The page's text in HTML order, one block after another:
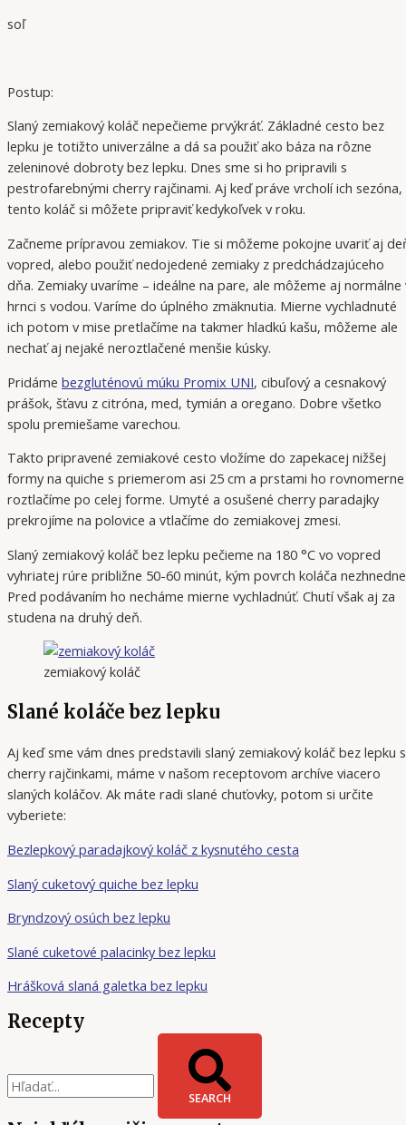
soľ
Postup:
Slaný zemiakový koláč nepečieme prvýkráť. Základné cesto bez
lepku je totižto univerzálne a dá sa použiť ako báza na rôzne
zeleninové dobroty bez lepku. Dnes sme si ho pripravili s
pestrofarebnými cherry rajčinami. Aj keď práve vrcholí ich sezóna,
tento koláč si môžete pripraviť kedykoľvek v roku.
Začneme prípravou zemiakov. Tie si môžeme pokojne uvariť aj
vopred, alebo použiť nedojedené zemiaky z predchádzajúceho
dňa. Zemiaky uvaríme – ideálne na pare, ale môžeme aj normálne
hrnci s vodou. Varíme do úplného zmäknutia. Mierne vychladnuté
ich potom v mise pretlačíme na takmer hladkú kašu, môžeme ale
nechať aj nejaké neroztlačené menšie kúsky.
Pridáme bezgluténovú múku Promix UNI, cibuľový a cesnakový
prášok, šťavu z citróna, med, tymián a oregano. Dobre všetko
spolu premiešame varechou.
Takto pripravené zemiakové cesto vložíme do zapekacej nižšej
formy na quiche s priemerom asi 25 cm a prstami ho rovnomerne
roztlačíme po celej forme. Umyté a osušené cherry paradajky
prekrojíme na polovice a vtlačíme do zemiakovej zmesi.
Slaný zemiakový koláč bez lepku pečieme na 180 °C vo vopred
vyhriatej rúre približne 50-60 minút, kým povrch koláča
Pred podávaním ho necháme mierne vychladnúť. Chutí však aj za
studena na druhý deň.
zemiakový koláč
Slané koláče bez lepku
Aj keď sme vám dnes predstavili slaný zemiakový koláč bez lepku s
cherry rajčinkami, máme v našom receptovom archíve viacero
slaných koláčov. Ak máte radi slané chuťovky, potom si určite
vyberiete:
Bezlepkový paradajkový koláč z kysnutého cesta
Slaný cuketový quiche bez lepku
Bryndzový osúch bez lepku
Slané cuketové palacinky bez lepku
Hrášková slaná galetka bez lepku
Recepty
SEARCH